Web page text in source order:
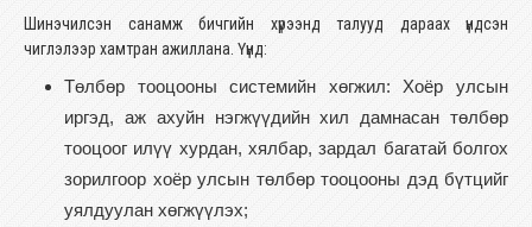
Шинэчилсэн санамж бичгийн хүрээнд талууд дараах үндсэн
чиглэлээр хамтран ажиллана. Үүнд:
Төлбөр тооцооны системийн хөгжил: Хоёр улсын
иргэд, аж ахуйн нэгжүүдийн хил дамнасан төлбөр
тооцоог илүү хурдан, хялбар, зардал багатай болгох
зорилгоор хоёр улсын төлбөр тооцооны дэд бүтцийг
уялдуулан хөгжүүлэх;